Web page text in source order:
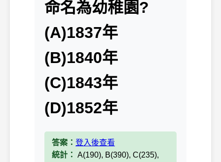
命名為幼稚園?
(A)1837年
(B)1840年
(C)1843年
(D)1852年
答案： 登入後查看
統計： A(190), B(390), C(235),